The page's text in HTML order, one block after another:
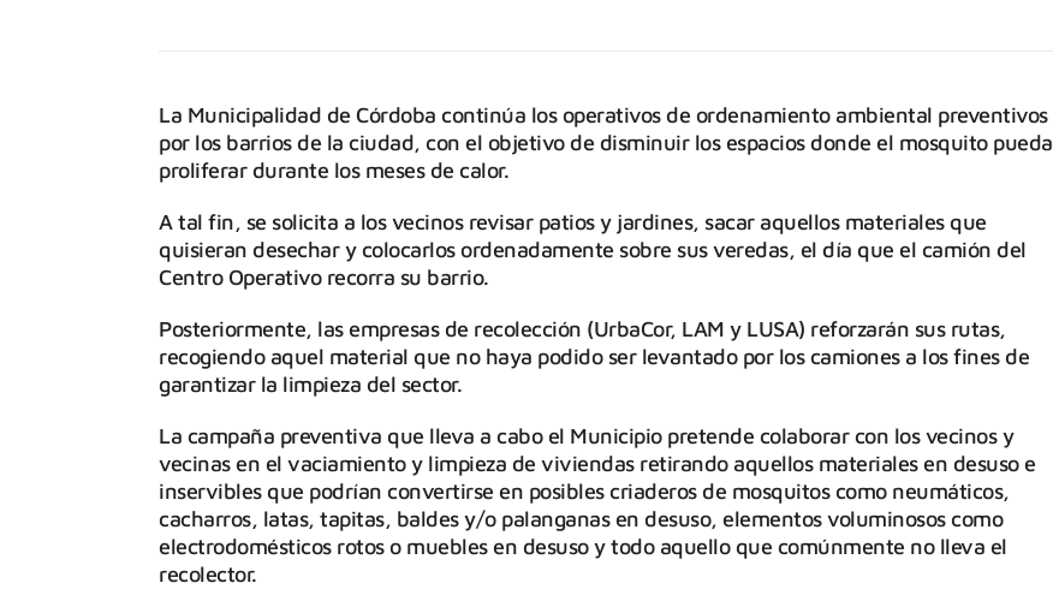
La Municipalidad de Córdoba continúa los operativos de ordenamiento ambiental preventivos
por los barrios de la ciudad, con el objetivo de disminuir los espacios donde el mosquito pueda
proliferar durante los meses de calor.
A tal fin, se solicita a los vecinos revisar patios y jardines, sacar aquellos materiales que
quisieran desechar y colocarlos ordenadamente sobre sus veredas, el día que el camión del
Centro Operativo recorra su barrio.
Posteriormente, las empresas de recolección (UrbaCor, LAM y LUSA) reforzarán sus rutas,
recogiendo aquel material que no haya podido ser levantado por los camiones a los fines de
garantizar la limpieza del sector.
La campaña preventiva que lleva a cabo el Municipio pretende colaborar con los vecinos y
vecinas en el vaciamiento y limpieza de viviendas retirando aquellos materiales en desuso e
inservibles que podrían convertirse en posibles criaderos de mosquitos como neumáticos,
cacharros, latas, tapitas, baldes y/o palanganas en desuso, elementos voluminosos como
electrodomésticos rotos o muebles en desuso y todo aquello que comúnmente no lleva el
recolector.